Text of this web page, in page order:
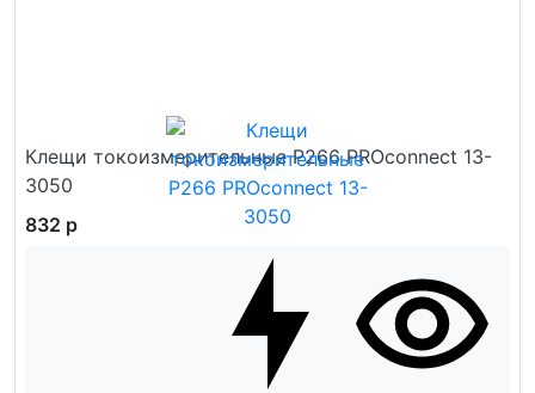
Клещи токоизмерительные P266 PROconnect 13-
3050
832 р